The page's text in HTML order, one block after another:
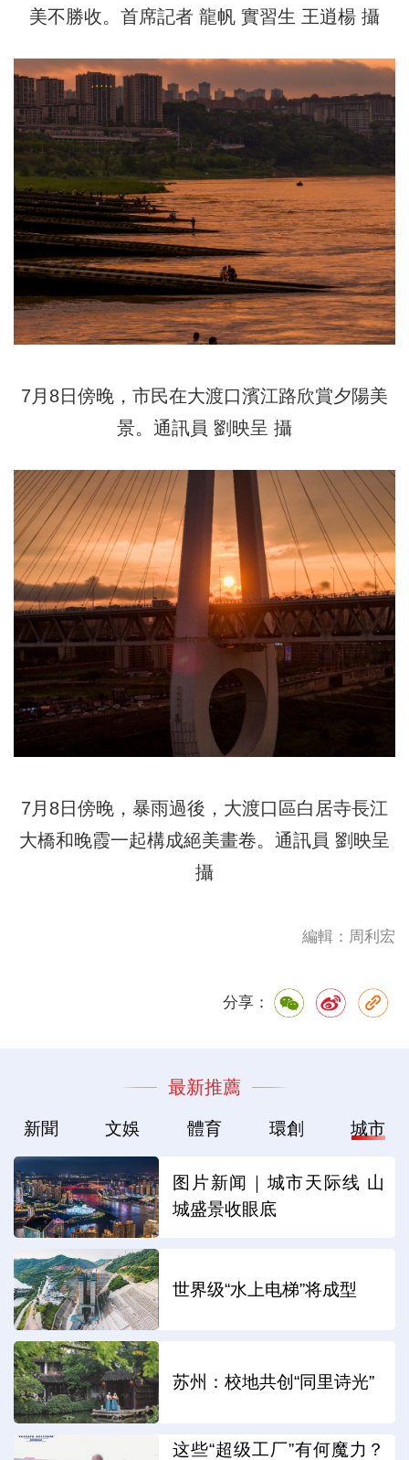
美不勝收。首席記者 龍帆 實習生 王逍楊 攝
7月8日傍晚，市民在大渡口濱江路欣賞夕陽美
景。通訊員 劉映呈 攝
7月8日傍晚，暴雨過後，大渡口區白居寺長江
大橋和晚霞一起構成絕美畫卷。通訊員 劉映呈
攝
編輯：周利宏
分享：
最新推薦
新聞 文娛 體育 環創 城市
图片新闻｜城市天际线 山
城盛景收眼底
世界级“水上电梯”将成型
苏州：校地共创“同里诗光”
这些“超级工厂”有何魔力？